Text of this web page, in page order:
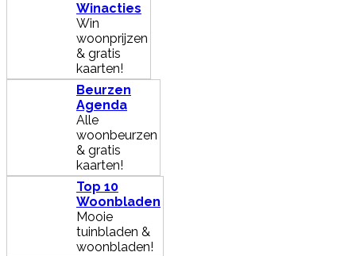
Winacties
Win
woonprijzen
& gratis
kaarten!
Beurzen
Agenda
Alle
woonbeurzen
& gratis
kaarten!
Top 10
Woonbladen
Mooie
tuinbladen &
woonbladen!